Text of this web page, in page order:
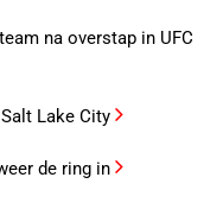
na overstap in UFC
Lake City
de ring in